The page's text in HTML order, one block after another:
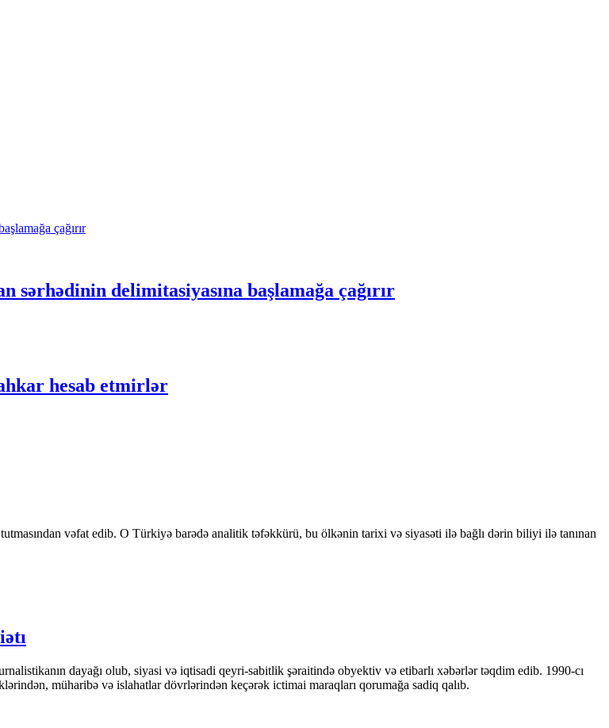
delimitasiyasına başlamağa çağırır
hesab etmirlər
vəfat edib. O Türkiyə barədə analitik təfəkkürü, bu ölkənin tarixi və siyasəti ilə bağlı dərin biliyi ilə tanınan
dayağı olub, siyasi və iqtisadi qeyri-sabitlik şəraitində obyektiv və etibarlı xəbərlər təqdim edib. 1990-cı
müharibə və islahatlar dövrlərindən keçərək ictimai maraqları qorumağa sadiq qalıb.